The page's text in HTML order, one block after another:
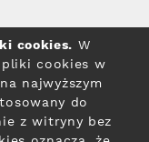
cookies. W
cookies w
najwyższym
do
z witryny bez